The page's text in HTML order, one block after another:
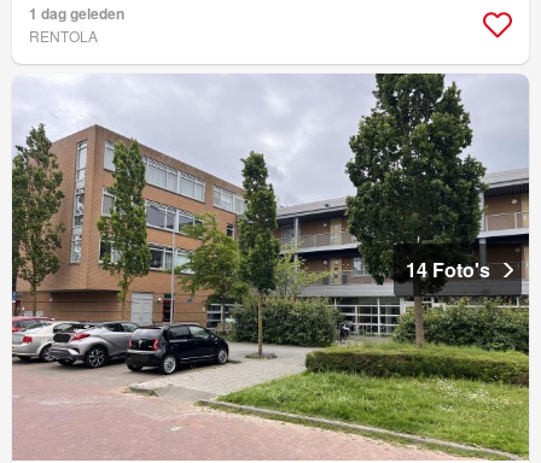
1 dag geleden
RENTOLA
14 Foto's